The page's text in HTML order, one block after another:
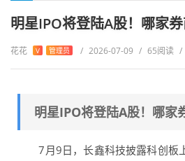
明星IPO将登陆A股！哪家券
花花 V 管理员 / 2026-07-09 / 65阅读 /
明星IPO将登陆A股！哪家
7月9日，长鑫科技披露科创板